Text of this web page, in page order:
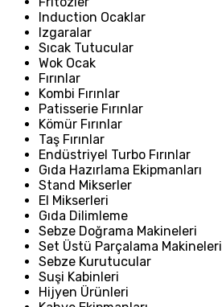
Induction Ocaklar
Izgaralar
Sıcak Tutucular
Wok Ocak
Fırınlar
Kombi Fırınlar
Patisserie Fırınlar
Kömür Fırınlar
Taş Fırınlar
Endüstriyel Turbo Fırınlar
Gıda Hazırlama Ekipmanları
Stand Mikserler
El Mikserleri
Gıda Dilimleme
Sebze Doğrama Makineleri
Set Üstü Parçalama Makineleri
Sebze Kurutucular
Suşi Kabinleri
Hijyen Ürünleri